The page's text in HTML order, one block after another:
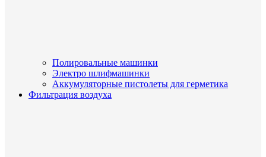
Полировальные машинки
Электро шлифмашинки
Аккумуляторные пистолеты для герметика
Фильтрация воздуха